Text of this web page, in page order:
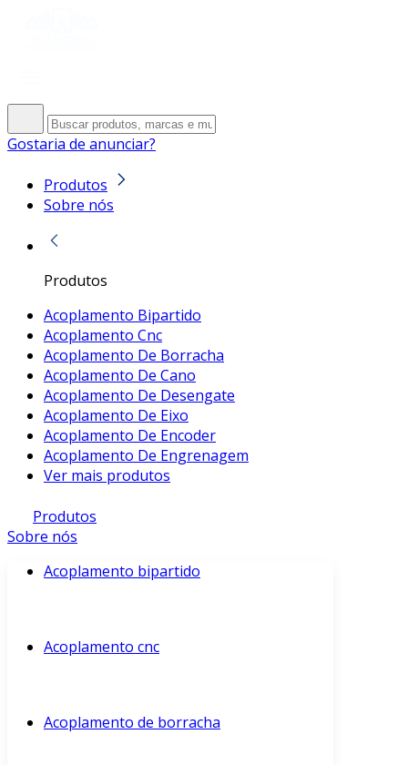
Gostaria de anunciar?
Produtos
Sobre nós
Produtos
Acoplamento Bipartido
Acoplamento Cnc
Acoplamento De Borracha
Acoplamento De Cano
Acoplamento De Desengate
Acoplamento De Eixo
Acoplamento De Encoder
Acoplamento De Engrenagem
Ver mais produtos
Produtos
Sobre nós
Acoplamento bipartido
Acoplamento cnc
Acoplamento de borracha